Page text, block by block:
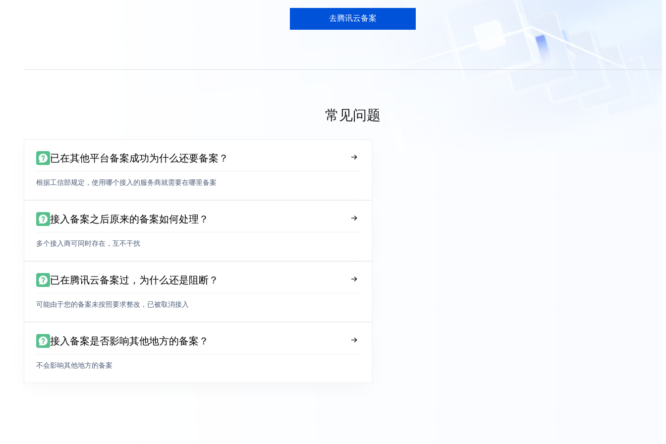
去腾讯云备案
常见问题
已在其他平台备案成功为什么还要备案？
根据工信部规定，使用哪个接入的服务商就需要在哪里备案
接入备案之后原来的备案如何处理？
多个接入商可同时存在，互不干扰
已在腾讯云备案过，为什么还是阻断？
可能由于您的备案未按照要求整改，已被取消接入
接入备案是否影响其他地方的备案？
不会影响其他地方的备案